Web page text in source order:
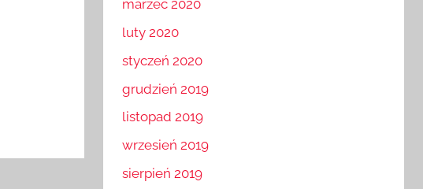
marzec 2020
luty 2020
styczeń 2020
grudzień 2019
listopad 2019
wrzesień 2019
sierpień 2019